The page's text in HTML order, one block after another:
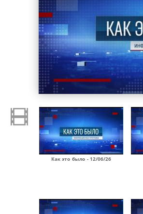
Как это было - 12/06/26